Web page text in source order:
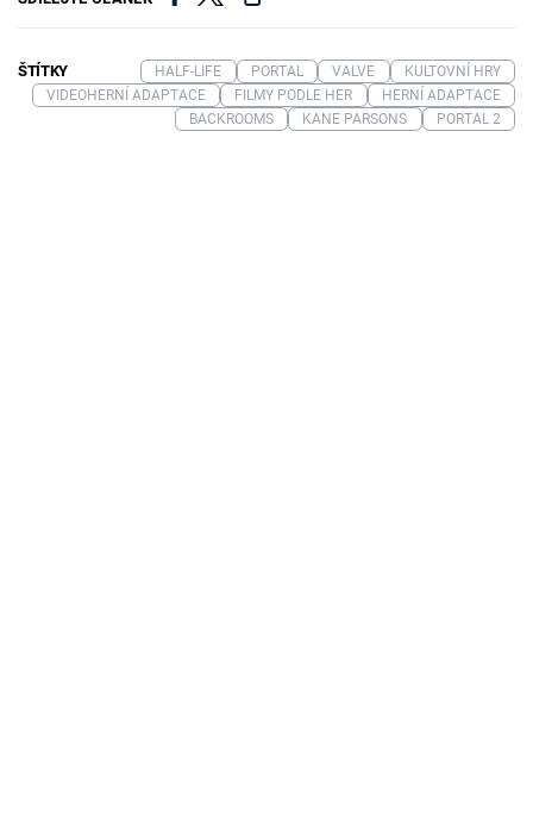
ŠTÍTKY HALF-LIFE PORTAL VALVE
KULTOVNÍ HRY
VIDEOHERNÍ ADAPTACE
FILMY PODLE HER
HERNÍ ADAPTACE
BACKROOMS
KANE PARSONS PORTAL 2